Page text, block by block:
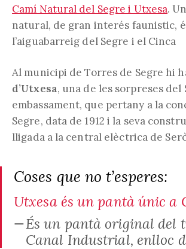
Camí Natural del Segre i Utxesa.
natural, de gran interés faunistic,
l’aiguabarreig del Segre i el Cinca
Al municipi de Torres de Segre hi
d’Utxesa, una de les sorpreses del
embassament, que pertany a la
Segre, data de 1912 i la seva
lligada a la central elèctrica de
Coses que no t’esperes:
Utxesa és un pantà únic a
És un pantà original del
Canal Industrial, enlloc